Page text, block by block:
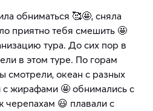
обниматься 🥰🤩, сняла
приятно тебя смешить 🤩
тура. До сих пор в
в этом туре. По горам
смотрели, океан с разных
с жирафами 🤩 обнимались с
черепахам 😃 плавали с